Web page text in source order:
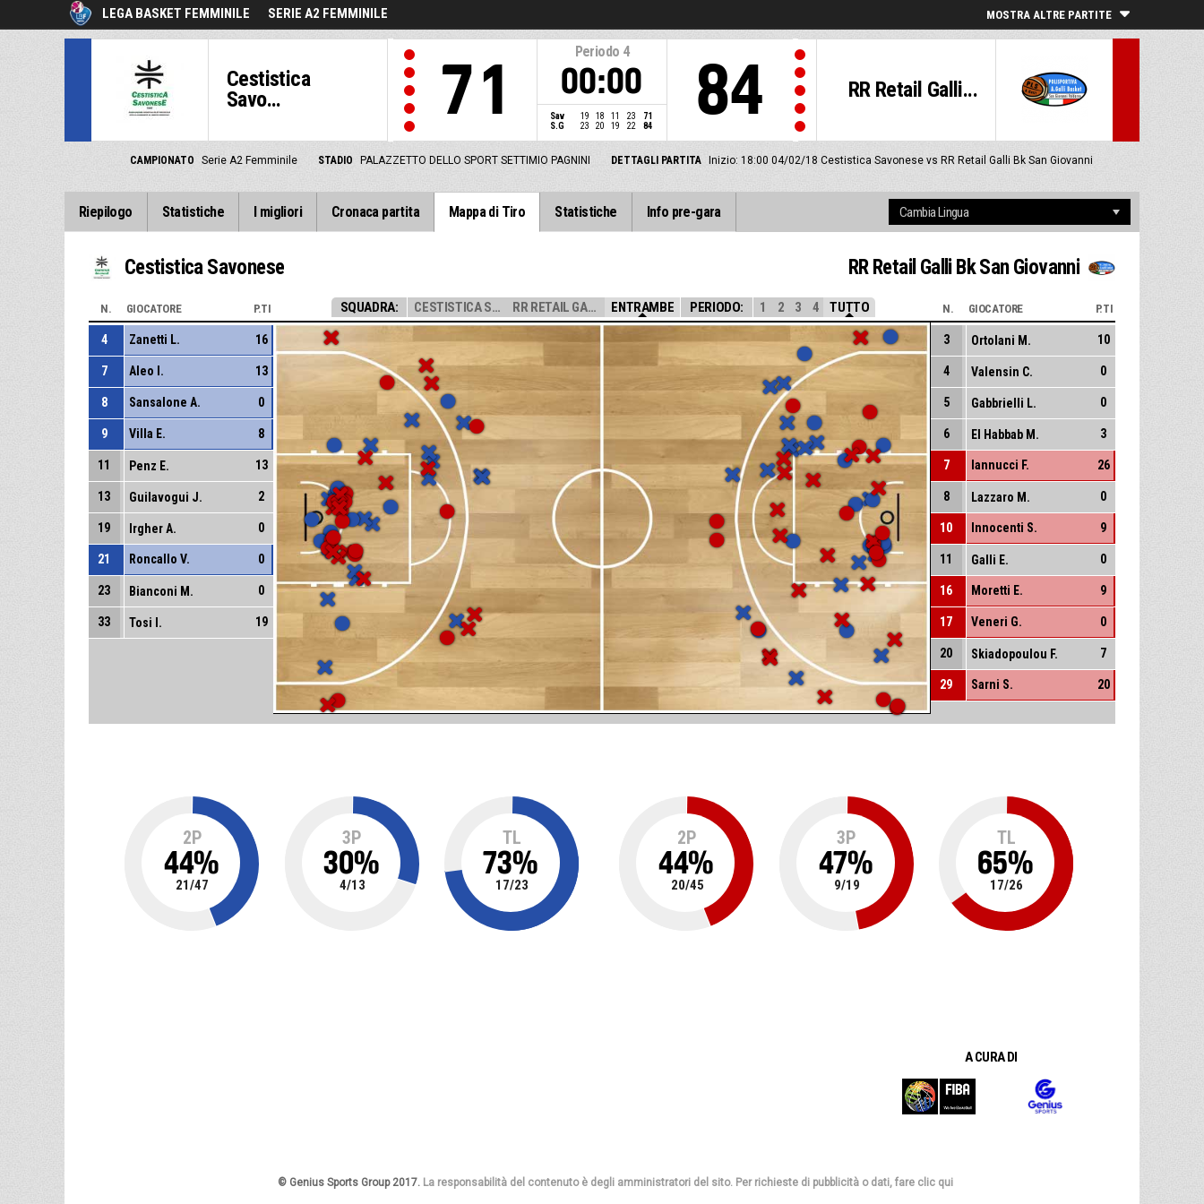
LEGA BASKET FEMMINILE SERIE A2 FEMMINILE MOSTRA ALTRE PARTITE
Cestistica
Savo...
71
Periodo 4
00:00
Sav 19 18 11 23
71
S.G
23 20 19 22 84
RR Retail Galli...
84
CAMPIONATO Serie A2 Femminile STADIO PALAZZETTO DELLO SPORT SETTIMIO PAGNINI DETTAGLI PARTITA Inizio: 18:00 04/02/18 Cestistica Savonese vs RR Retail Galli Bk San Giovanni
Riepilogo Statistiche I migliori Cronaca partita Mappa di Tiro Statistiche Info pre-gara
Cestistica Savonese RR Retail Galli Bk San Giovanni
SQUADRA: CESTISTICA SAVO... RR RETAIL GALLI... ENTRAMBE PERIODO: 1 2 3 4 TUTTO
N. GIOCATORE P.TI
4 Zanetti L. 16
7 Aleo I. 13
8 Sansalone A. 0
9 Villa E. 8
11 Penz E. 13
13 Guilavogui J. 2
19 Irgher A. 0
21 Roncallo V. 0
23 Bianconi M. 0
33 Tosi I. 19
N. GIOCATORE P.TI
3 Ortolani M. 10
4 Valensin C. 0
5 Gabbrielli L. 0
6 El Habbab M. 3
7 Iannucci F. 26
8 Lazzaro M. 0
10 Innocenti S. 9
11 Galli E. 0
16 Moretti E. 9
17 Veneri G. 0
20 Skiadopoulou F. 7
29 Sarni S. 20
2P
44%
21/47
3P
30%
4/13
TL
73%
17/23
2P
44%
20/45
3P
47%
9/19
TL
65%
17/26
A CURA DI
© Genius Sports Group 2017. La responsabilità del contenuto è degli amministratori del sito. Per richieste di pubblicità o dati, fare clic qui